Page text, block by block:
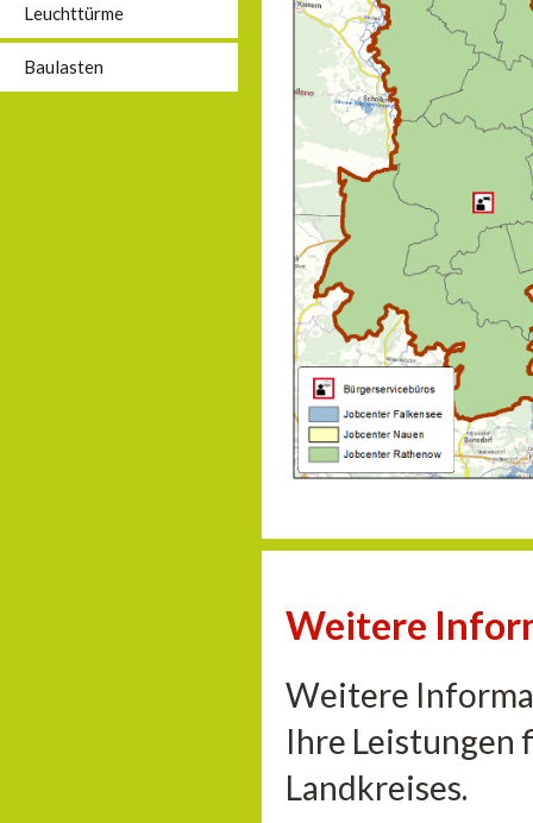
Leuchttürme
Baulasten
Weitere
Weitere
Ihre Leistungen
Landkreises.